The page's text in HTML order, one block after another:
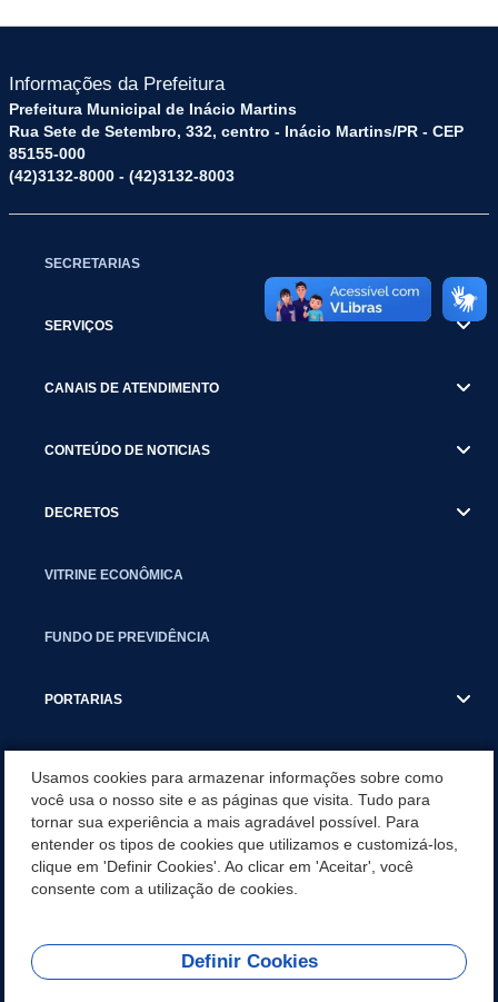
Informações da Prefeitura
Prefeitura Municipal de Inácio Martins
Rua Sete de Setembro, 332, centro - Inácio Martins/PR - CEP
85155-000
(42)3132-8000 - (42)3132-8003
SECRETARIAS
SERVIÇOS
CANAIS DE ATENDIMENTO
CONTEÚDO DE NOTICIAS
DECRETOS
VITRINE ECONÔMICA
FUNDO DE PREVIDÊNCIA
PORTARIAS
CONCURSO/PSS/CONVOCAÇÃO
INCENTIVOS PÚBLICOS À PROJETOS CULTURAIS - INÁCIO
MARTINS PR
REDES SOCIAIS
Usamos cookies para armazenar informações sobre como
você usa o nosso site e as páginas que visita. Tudo para
tornar sua experiência a mais agradável possível. Para
entender os tipos de cookies que utilizamos e customizá-los,
clique em 'Definir Cookies'. Ao clicar em 'Aceitar', você
consente com a utilização de cookies.
Definir Cookies